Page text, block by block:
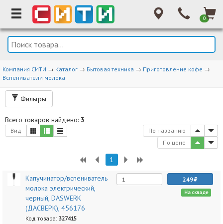
0
Компания СИТИ → Каталог → Бытовая техника → Приготовление кофе →
Вспениватели молока
Фильтры
Всего товаров найдено: 3
Вид
По названию
По цене
1
Капучинатор/вспениватель
молока электрический,
черный, DASWERK
(ДАСВЕРК), 456176
Код товара: 327415
249
На складе